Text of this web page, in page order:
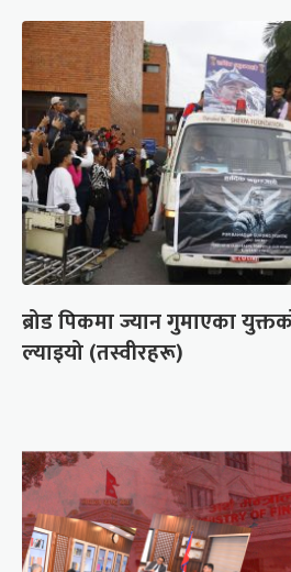
ब्रोड पिकमा ज्यान गुमाएका
ल्याइयो (तस्वीरहरू)